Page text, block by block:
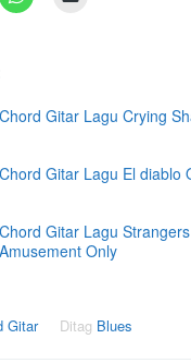
Chord Gitar Lagu Crying
Chord Gitar Lagu El diablo
Chord Gitar Lagu
Amusement Only
Gitar Ditag Blues